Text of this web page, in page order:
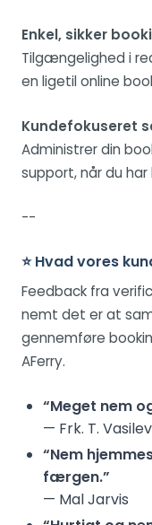
Enkel, sikker
Tilgængelighed i
en ligetil online
Kundefokuseret
Administrer din
support, når du
--
⭐ Hvad vores
Feedback fra
nemt det er at
gennemføre
AFerry.
“Meget nem
— Frk. T.
“Nem
færgen.”
— Mal Jarvis